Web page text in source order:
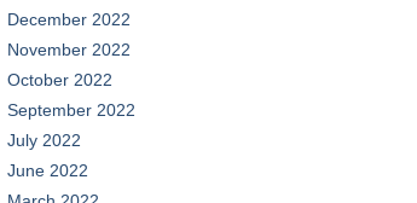
December 2022
November 2022
October 2022
September 2022
July 2022
June 2022